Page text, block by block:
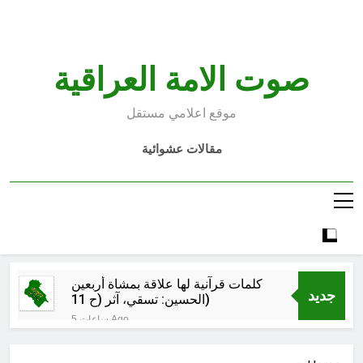
صوت الامة العراقية
موقع اعلامي مستقل
مقالات عشوائية
جديد
كلمات قرآنية لها علاقة بمشاة أربعين
الحسين: تسقي، آثر (ح 11)
5 ساعات Ago